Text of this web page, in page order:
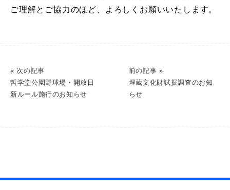
ご理解とご協力のほど、よろしくお願いいたします。
« 次の記事
哲学堂公園野球場・開放日
新ルール施行のお知らせ
前の記事 »
埋蔵文化財試掘調査のお知
らせ